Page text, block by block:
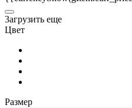
3агрузить еще
Цвет
Размер